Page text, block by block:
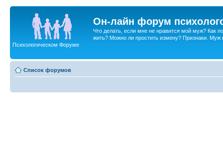
Он-лайн форум
Что делать, если мне не нравится мой муж? Как
жить? Можно ли простить измену? Признаки. Муж
Психологическом Форуме
Список форумов